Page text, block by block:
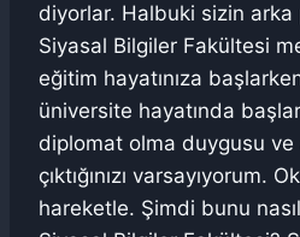
diyorlar. Halbuki sizin arka
Siyasal Bilgiler Fakültesi
eğitim hayatınıza
üniversite hayatında
diplomat olma duygusu ve
çıktığınızı varsayıyorum.
hareketle. Şimdi bunu